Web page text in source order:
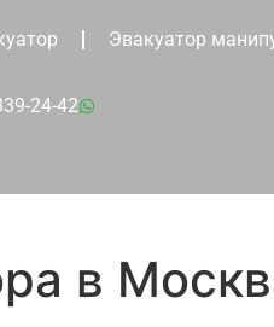
Эвакуатор
24-42
в